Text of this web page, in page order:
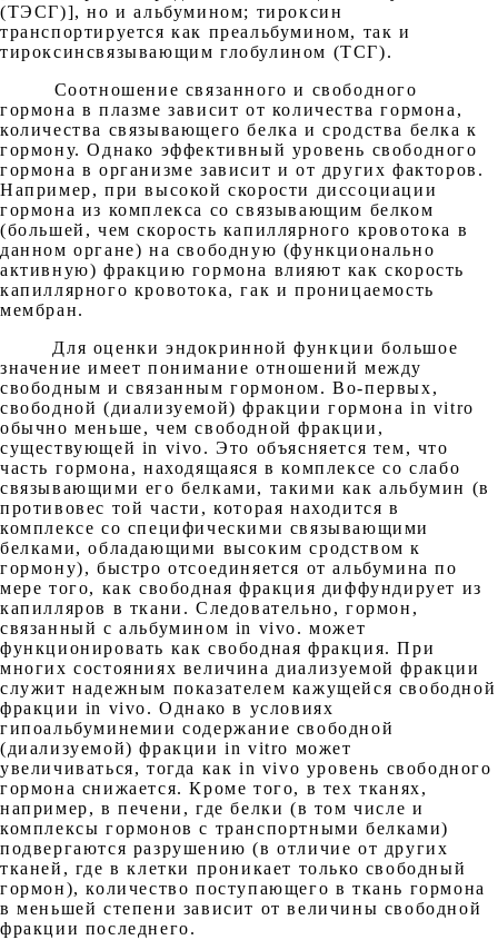
(ТЭСГ)], но и альбумином; тироксин
транспортируется как преальбумином, так и
тироксинсвязывающим глобулином (ТСГ).
Соотношение связанного и свободного
гормона в плазме зависит от количества гормона,
количества связывающего белка и сродства белка к
гормону. Однако эффективный уровень свободного
гормона в организме зависит и от других факторов.
Например, при высокой скорости диссоциации
гормона из комплекса со связывающим белком
(большей, чем скорость капиллярного кровотока в
данном органе) на свободную (функционально
активную) фракцию гормона влияют как скорость
капиллярного кровотока, гак и проницаемость
мембран.
Для оценки эндокринной функции большое
значение имеет понимание отношений между
свободным и связанным гормоном. Во-первых,
свободной (диализуемой) фракции гормона in vitro
обычно меньше, чем свободной фракции,
существующей in vivo. Это объясняется тем, что
часть гормона, находящаяся в комплексе со слабо
связывающими его белками, такими как альбумин (в
противовес той части, которая находится в
комплексе со специфическими связывающими
белками, обладающими высоким сродством к
гормону), быстро отсоединяется от альбумина по
мере того, как свободная фракция диффундирует из
капилляров в ткани. Следовательно, гормон,
связанный с альбумином in vivo. может
функционировать как свободная фракция. При
многих состояниях величина диализуемой фракции
служит надежным показателем кажущейся свободной
фракции in vivo. Однако в условиях
гипоальбуминемии содержание свободной
(диализуемой) фракции in vitro может
увеличиваться, тогда как in vivo уровень свободного
гормона снижается. Кроме того, в тех тканях,
например, в печени, где белки (в том числе и
комплексы гормонов с транспортными белками)
подвергаются разрушению (в отличие от других
тканей, где в клетки проникает только свободный
гормон), количество поступающего в ткань гормона
в меньшей степени зависит от величины свободной
фракции последнего.